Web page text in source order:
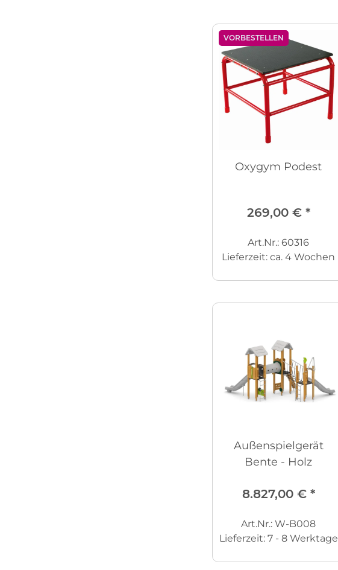
VORBESTELLEN
Oxygym Podest
269,00 € *
Art.Nr.: 60316
Lieferzeit: ca. 4 Wochen
Außenspielgerät
Bente - Holz
8.827,00 € *
Art.Nr.: W-B008
Lieferzeit: 7 - 8 Werktage